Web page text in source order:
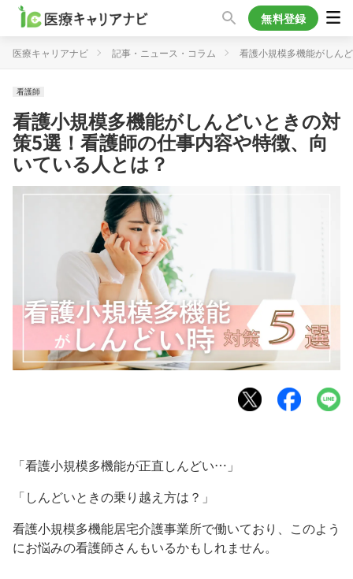
無料登録
医療キャリアナビ 記事・ニュース・コラム 看護小規模多機能がしん
看護師
看護小規模多機能がしんどいときの対
策5選！看護師の仕事内容や特徴、向
いている人とは？
「看護小規模多機能が正直しんどい…」
「しんどいときの乗り越え方は？」
看護小規模多機能居宅介護事業所で働いており、このよう
にお悩みの看護師さんもいるかもしれません。